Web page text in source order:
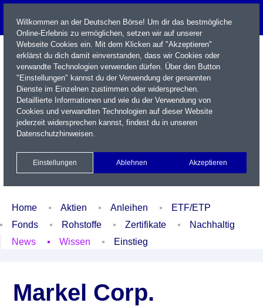
Name / WKN / ISIN / Kürzel
Xetra Realtime
Watchlist Portfolio Login
Home Aktien Anleihen
ETF/ETP
Fonds
Rohstoffe Zertifikate
Nachhaltig
News
Wissen Einstieg
Markel Corp.
Willkommen an der Deutschen Börse! Um dir das bestmögliche
Online-Erlebnis zu ermöglichen, setzen wir auf unserer
Webseite Cookies ein. Mit dem Klicken auf "Akzeptieren"
erklärst du dich damit einverstanden, dass wir Cookies oder
verwandte Technologien verwenden dürfen. Über den Button
"Einstellungen" kannst du der Verwendung der genannten
Dienste im Einzelnen zustimmen oder widersprechen.
Detaillierte Informationen und wie du der Verwendung von
Cookies und verwandten Technologien auf dieser Website
jederzeit widersprechen kannst, findest du in unseren
Datenschutzhinweisen.
Einstellungen Ablehnen Akzeptieren